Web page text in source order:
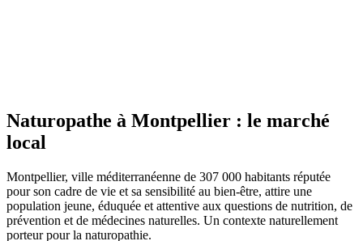
Naturopathe à Montpellier : le marché
local
Montpellier, ville méditerranéenne de 307 000 habitants réputée
pour son cadre de vie et sa sensibilité au bien-être, attire une
population jeune, éduquée et attentive aux questions de nutrition, de
prévention et de médecines naturelles. Un contexte naturellement
porteur pour la naturopathie.